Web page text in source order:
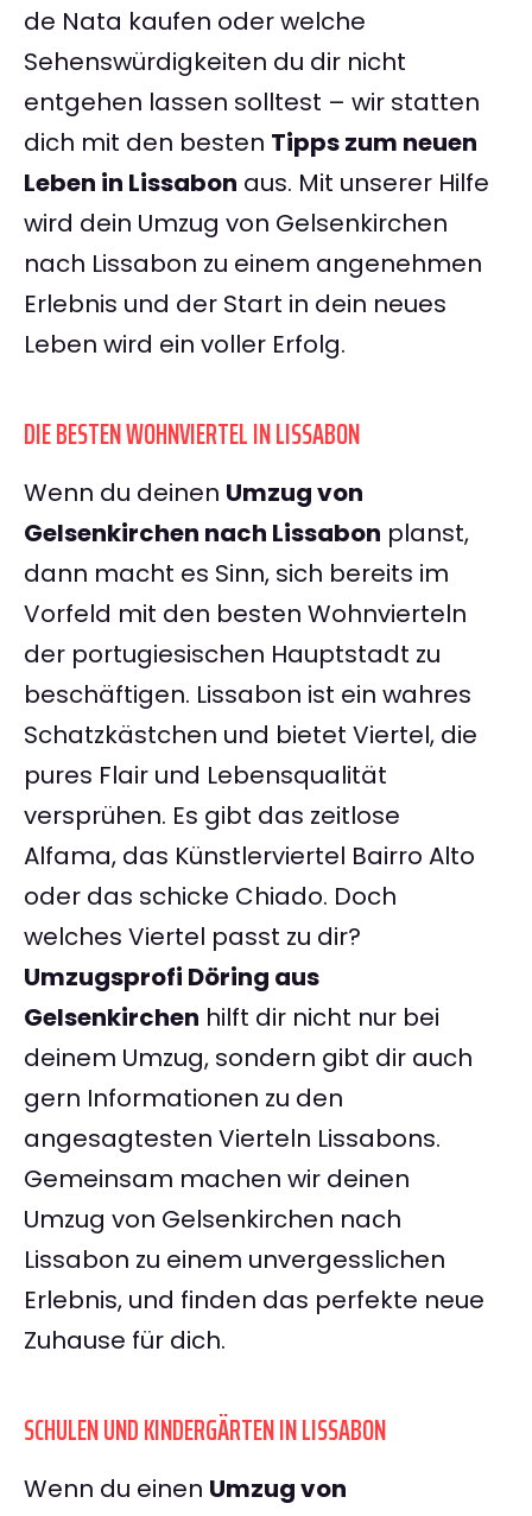
de Nata kaufen oder welche
Sehenswürdigkeiten du dir nicht
entgehen lassen solltest – wir statten
dich mit den besten Tipps zum neuen
Leben in Lissabon aus. Mit unserer Hilfe
wird dein Umzug von Gelsenkirchen
nach Lissabon zu einem angenehmen
Erlebnis und der Start in dein neues
Leben wird ein voller Erfolg.
DIE BESTEN WOHNVIERTEL IN LISSABON
Wenn du deinen Umzug von
Gelsenkirchen nach Lissabon planst,
dann macht es Sinn, sich bereits im
Vorfeld mit den besten Wohnvierteln
der portugiesischen Hauptstadt zu
beschäftigen. Lissabon ist ein wahres
Schatzkästchen und bietet Viertel, die
pures Flair und Lebensqualität
versprühen. Es gibt das zeitlose
Alfama, das Künstlerviertel Bairro Alto
oder das schicke Chiado. Doch
welches Viertel passt zu dir?
Umzugsprofi Döring aus
Gelsenkirchen hilft dir nicht nur bei
deinem Umzug, sondern gibt dir auch
gern Informationen zu den
angesagtesten Vierteln Lissabons.
Gemeinsam machen wir deinen
Umzug von Gelsenkirchen nach
Lissabon zu einem unvergesslichen
Erlebnis, und finden das perfekte neue
Zuhause für dich.
SCHULEN UND KINDERGÄRTEN IN LISSABON
Wenn du einen Umzug von